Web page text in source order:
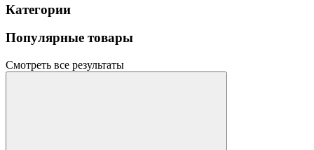
Категории
Популярные товары
Смотреть все результаты